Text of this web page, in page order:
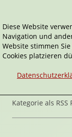
Home Spiele
Kategorie als
Diese Website
Navigation und
Website stimmen
Cookies platzieren